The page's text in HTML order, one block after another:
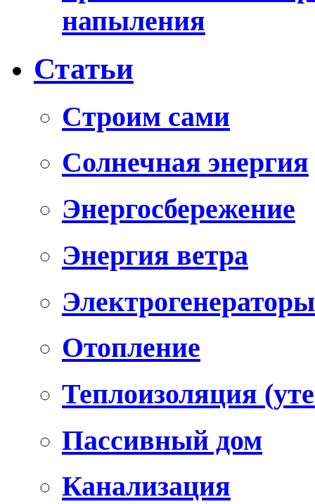
напыления
Статьи
Cтроим сами
Солнечная энергия
Энергосбережение
Энергия ветра
Электрогенераторы
Отопление
Теплоизоляция
Пассивный дом
Канализация